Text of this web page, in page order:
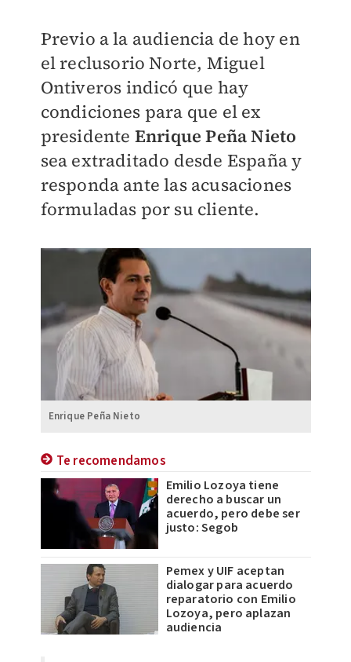
Previo a la audiencia de hoy en
el reclusorio Norte, Miguel
Ontiveros indicó que hay
condiciones para que el ex
presidente Enrique Peña Nieto
sea extraditado desde España y
responda ante las acusaciones
formuladas por su cliente.
Enrique Peña Nieto
Te recomendamos
Emilio Lozoya tiene
derecho a buscar un
acuerdo, pero debe ser
justo: Segob
Pemex y UIF aceptan
dialogar para acuerdo
reparatorio con Emilio
Lozoya, pero aplazan
audiencia